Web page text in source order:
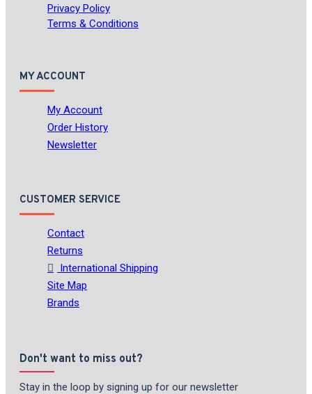
Privacy Policy
Terms & Conditions
MY ACCOUNT
My Account
Order History
Newsletter
CUSTOMER SERVICE
Contact
Returns
International Shipping
Site Map
Brands
Don't want to miss out?
Stay in the loop by signing up for our newsletter